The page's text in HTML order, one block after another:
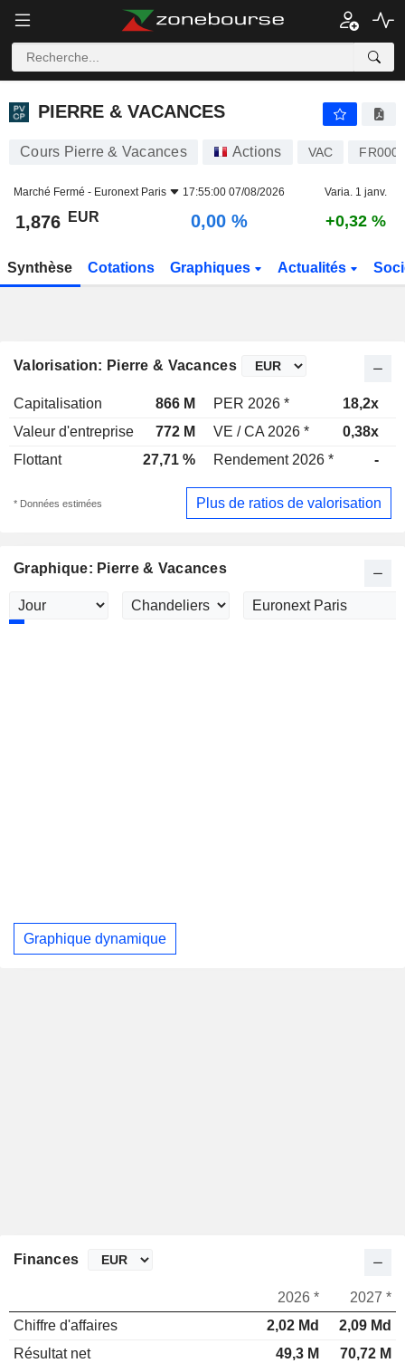
PIERRE & VACANCES
PIERRE & VACANCES
Cours Pierre & Vacances Actions VAC
Marché Fermé - Euronext Paris 17:55:00 07/08/2026 Varia. 1 janv.
1,876 EUR 0,00 % +0,32 %
Synthèse Cotations Graphiques Actualités
Valorisation: Pierre & Vacances
Capitalisation 866 M PER 2026 * 18,2x
Valeur d'entreprise
772 M VE / CA 2026 * 0,38x
Flottant
27,71 % Rendement 2026 * -
* Données estimées Plus de ratios de valorisation
Graphique: Pierre & Vacances
Graphique dynamique
Finances
2026 *
2027 *
Chiffre d'affaires
2,02 Md
2,09 Md
Résultat net
49,3 M
70,72 M